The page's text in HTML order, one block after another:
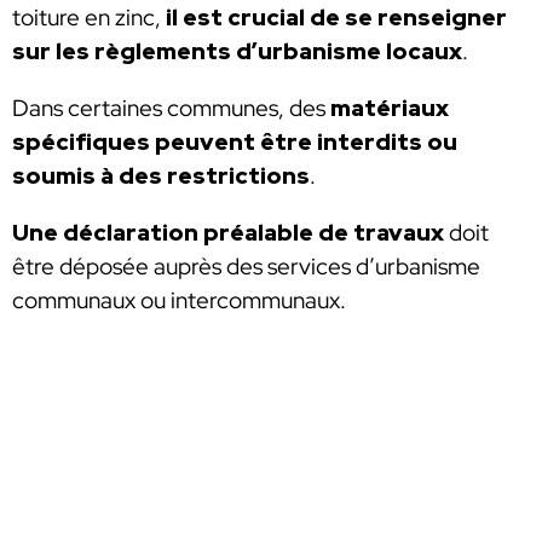
toiture en zinc, il est crucial de se renseigner
sur les règlements d’urbanisme locaux.
Dans certaines communes, des matériaux
spécifiques peuvent être interdits ou
soumis à des restrictions.
Une déclaration préalable de travauxdoit
être déposée auprès des services d’urbanisme
communaux ou intercommunaux.